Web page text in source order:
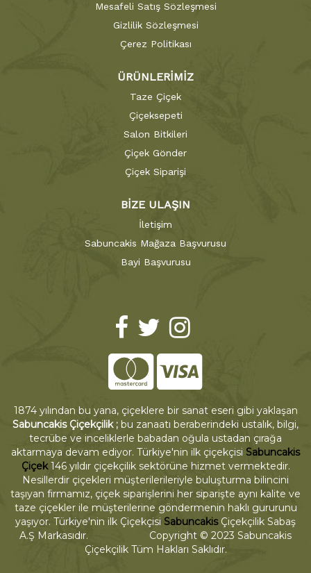
Mesafeli Satış Sözleşmesi
Gizlilik Sözleşmesi
Çerez Politikası
ÜRÜNLERİMİZ
Taze Çiçek
Çiçeksepeti
Salon Bitkileri
Çiçek Gönder
Çiçek Siparişi
BİZE ULAŞIN
İletişim
Sabuncakis Mağaza Başvurusu
Bayi Başvurusu
1874 yılından bu yana, çiçeklere bir sanat eseri gibi yaklaşan
Sabuncakis Çiçekçilik ; bu zanaatı beraberindeki ustalık, bilgi,
tecrübe ve inceliklerle babadan oğula ustadan çırağa
aktarmaya devam ediyor. Türkiye'nin ilk çiçekçisi Sabuncakis
Çiçek146 yıldır çiçekçilik sektörüne hizmet vermektedir.
Nesillerdir çiçekleri müşterilerileriyle buluşturma bilincini
taşıyan firmamız, çiçek siparişlerini her siparişte aynı kalite ve
taze çiçekler ile müşterilerine göndermenin haklı gururunu
yaşıyor. Türkiye'nin ilk Çiçekçisi SabuncakisÇiçekçilik Sabaş
A.Ş Markasıdır. Copyright © 2023 Sabuncakis
Çiçekçilik Tüm Hakları Saklıdır.